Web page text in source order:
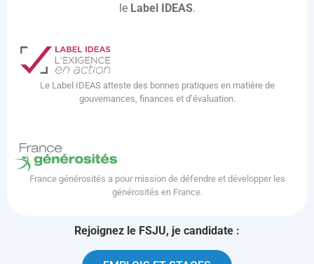
le Label IDEAS.
Le Label IDEAS atteste des bonnes pratiques en matière de
gouvernances, finances et d’évaluation.
France générosités a pour mission de défendre et développer les
générosités en France.
Rejoignez le FSJU, je candidate :